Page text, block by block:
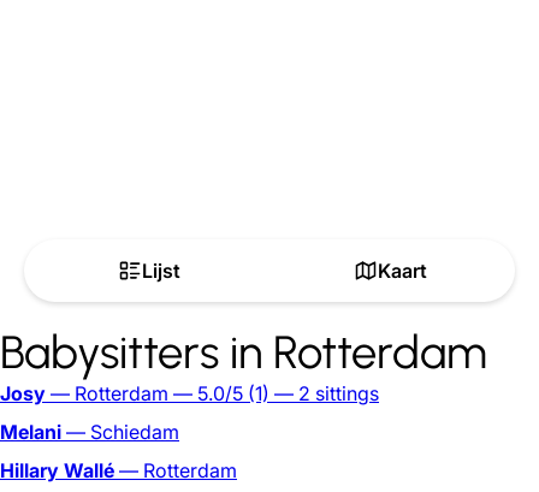
Lijst Kaart
Babysitters in Rotterdam
Josy — Rotterdam — 5.0/5 (1) — 2 sittings
Melani — Schiedam
Hillary Wallé — Rotterdam